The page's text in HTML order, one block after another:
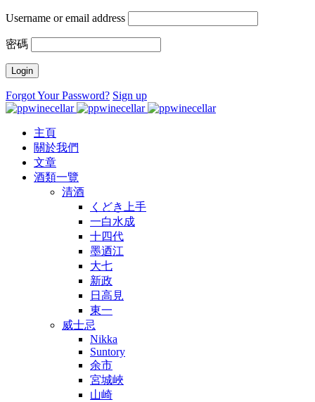
Username or email address
密碼
Forgot Your Password? Sign up
主頁
關於我們
文章
酒類一覽
清酒
くどき上手
一白水成
十四代
墨迺江
大七
新政
日高見
東一
威士忌
Nikka
Suntory
余市
宮城峽
山崎